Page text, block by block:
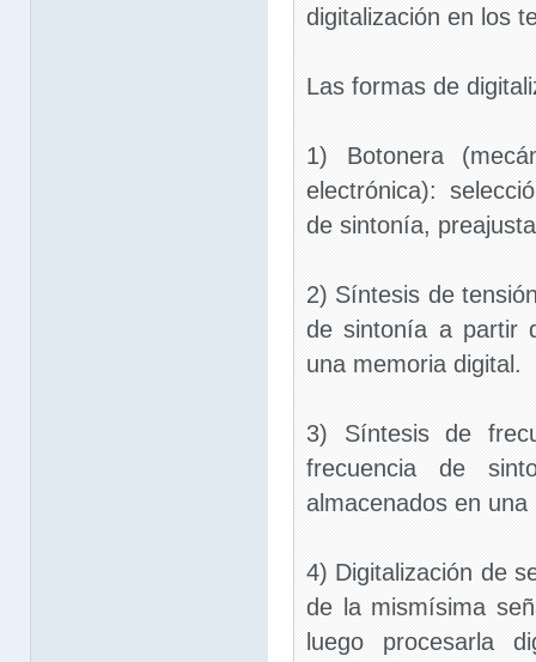
digitalización en los
Las formas de
1) Botonera
electrónica):
de sintonía,
2) Síntesis de
de sintonía a partir
una memoria digital.
3) Síntesis de
frecuencia de
almacenados en
4) Digitalización de
de la mismísima
luego procesarla